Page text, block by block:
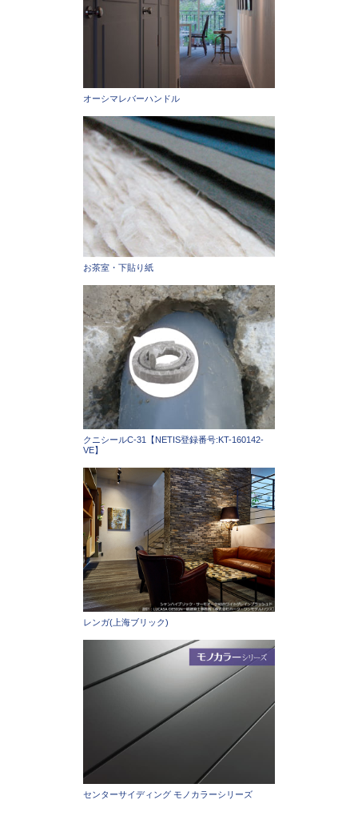
オーシマレバーハンドル
お茶室・下貼り紙
クニシールC-31【NETIS登録番号:KT-160142-
VE】
レンガ(上海ブリック)
センターサイディング モノカラーシリーズ